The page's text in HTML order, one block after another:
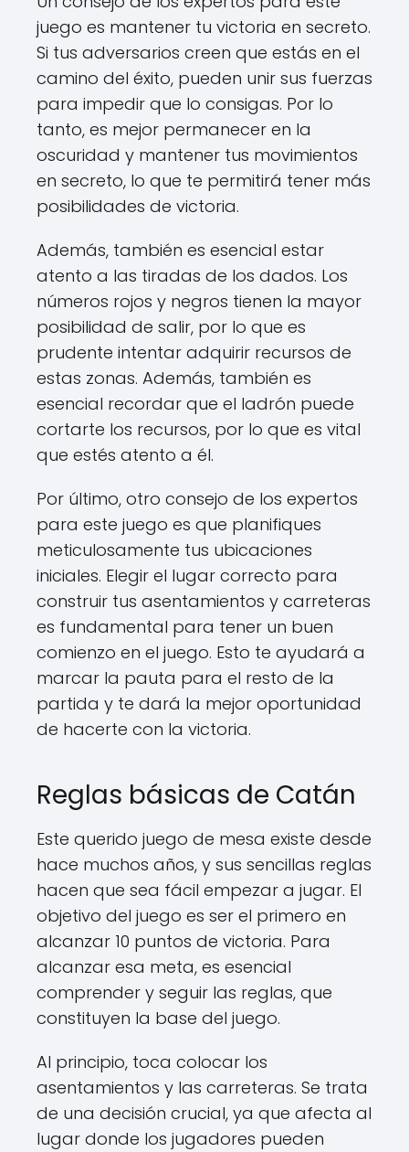
juego es mantener tu victoria en secreto.
Si tus adversarios creen que estás en el
camino del éxito, pueden unir sus fuerzas
para impedir que lo consigas. Por lo
tanto, es mejor permanecer en la
oscuridad y mantener tus movimientos
en secreto, lo que te permitirá tener más
posibilidades de victoria.
Además, también es esencial estar
atento a las tiradas de los dados. Los
números rojos y negros tienen la mayor
posibilidad de salir, por lo que es
prudente intentar adquirir recursos de
estas zonas. Además, también es
esencial recordar que el ladrón puede
cortarte los recursos, por lo que es vital
que estés atento a él.
Por último, otro consejo de los expertos
para este juego es que planifiques
meticulosamente tus ubicaciones
iniciales. Elegir el lugar correcto para
construir tus asentamientos y carreteras
es fundamental para tener un buen
comienzo en el juego. Esto te ayudará a
marcar la pauta para el resto de la
partida y te dará la mejor oportunidad
de hacerte con la victoria.
Reglas básicas de Catán
Este querido juego de mesa existe desde
hace muchos años, y sus sencillas reglas
hacen que sea fácil empezar a jugar. El
objetivo del juego es ser el primero en
alcanzar 10 puntos de victoria. Para
alcanzar esa meta, es esencial
comprender y seguir las reglas, que
constituyen la base del juego.
Al principio, toca colocar los
asentamientos y las carreteras. Se trata
de una decisión crucial, ya que afecta al
lugar donde los jugadores pueden